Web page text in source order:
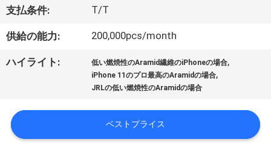
た
ち
に
し
て
支払条件: T/T
供給の能力: 200,000pcs/month
ハイライト: 低い燃焼性のAramid繊維のiPhoneの場合,
iPhone 11のプロ最高のAramidの場合,
JRLの低い燃焼性のAramidの場合
ベストプライス